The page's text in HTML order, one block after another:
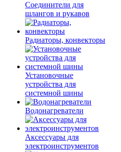
Соединители для
шлангов и рукавов
Радиаторы, конвекторы
Установочные
устройства для
системной шины
Водонагреватели
Аксессуары для
электроинструментов